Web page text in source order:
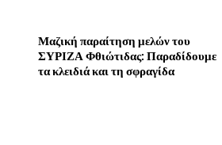
Μαζική παραίτηση μελών του
ΣΥΡΙΖΑ Φθιώτιδας: Παραδίδουμε
τα κλειδιά και τη σφραγίδα